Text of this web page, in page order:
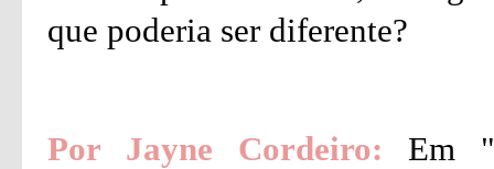
que poderia ser diferente?
Por Jayne Cordeiro: Em